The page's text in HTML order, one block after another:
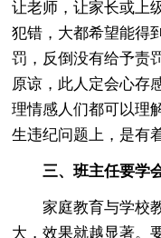
让老师，让家长或上
犯错，大都希望能得
罚，反倒没有给予责
原谅，此人定会心存
理情感人们都可以理
生违纪问题上，是有
三、班主任要学
家庭教育与学校
大，效果就越显著。